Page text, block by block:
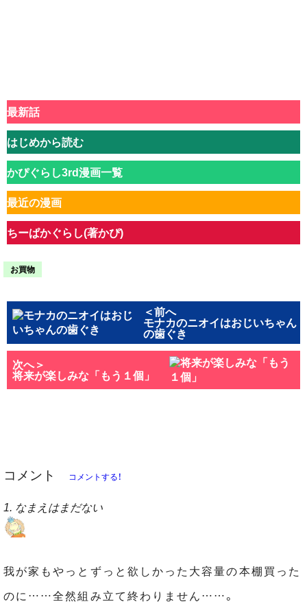
最新話
はじめから読む
かぴぐらし3rd漫画一覧
最近の漫画
ちーぱかぐらし(著かぴ)
お買物
＜前へ
モナカのニオイはおじいちゃん
の歯ぐき
次へ＞
将来が楽しみな「もう１個」
コメント コメントする！
1. なまえはまだない
我が家もやっとずっと欲しかった大容量の本棚買った
のに……全然組み立て終わりません……。